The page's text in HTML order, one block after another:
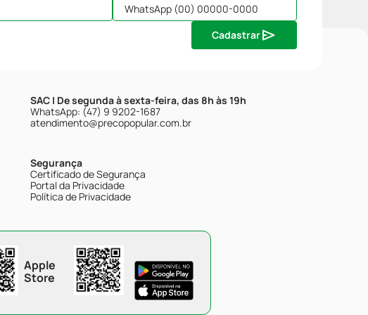
Cadastrar
SAC | De segunda à sexta-feira, das 8h às 19h
WhatsApp: (47) 9 9202-1687
atendimento@precopopular.com.br
Segurança
Certificado de Segurança
Portal da Privacidade
Política de Privacidade
Apple
Store